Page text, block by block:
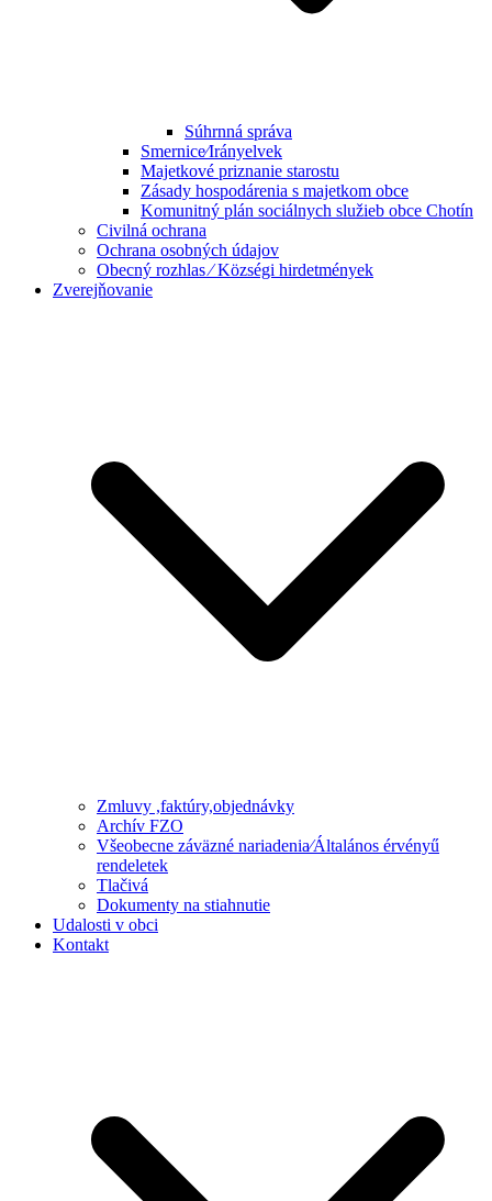
Súhrnná správa
Smernice⁄Irányelvek
Majetkové priznanie starostu
Zásady hospodárenia s majetkom obce
Komunitný plán sociálnych služieb obce Chotín
Civilná ochrana
Ochrana osobných údajov
Obecný rozhlas ⁄ Községi hirdetmények
Zverejňovanie
Zmluvy ,faktúry,objednávky
Archív FZO
Všeobecne záväzné nariadenia⁄Általános érvényű
rendeletek
Tlačivá
Dokumenty na stiahnutie
Udalosti v obci
Kontakt